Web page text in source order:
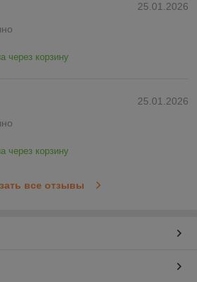
25.01.2026
через корзину
25.01.2026
через корзину
все отзывы